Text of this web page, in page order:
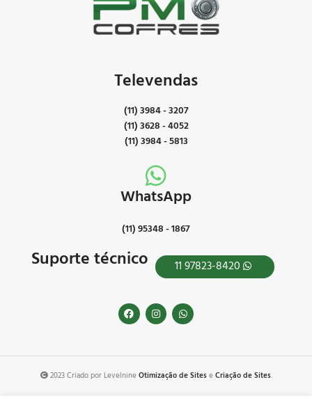
Televendas
(11) 3984 - 3207
(11) 3628 - 4052
(11) 3984 - 5813
WhatsApp
(11) 95348 - 1867
Suporte técnico 11 97823-8420
2023 Criado por Levelnine Otimização de Sitese Criação de Sites.